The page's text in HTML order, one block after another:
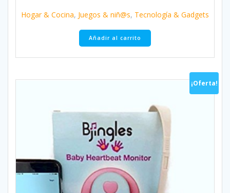
Hogar & Cocina, Juegos & niñ@s, Tecnología & Gadgets
Añadir al carrito
¡Oferta!